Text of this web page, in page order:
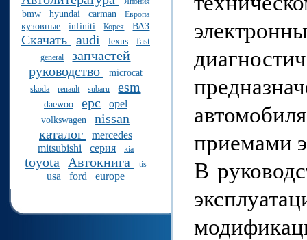
bmw hyundai carman Европа
кузовные infiniti Корея ВАЗ
Скачать audi lexus fast
general
запчастей
руководство
microcat
skoda renault subaru esm
daewoo epc opel
volkswagen
nissan
каталог
mercedes
mitsubishi
серия kia
toyota Автокнига tis
usa ford europe
приемами
В